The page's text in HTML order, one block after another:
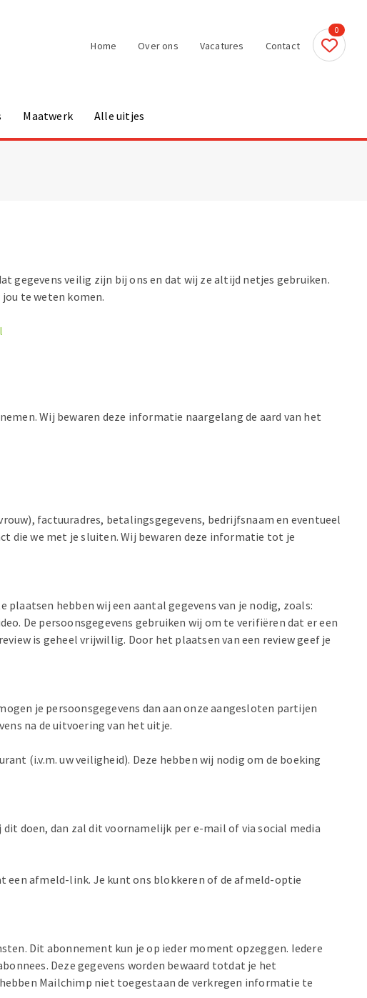
0
Home Over ons Vacatures Contact
Maatwerk Alle uitjes
gegevens veilig zijn bij ons en dat wij ze altijd netjes gebruiken.
te weten komen.
Wij bewaren deze informatie naargelang de aard van het
factuuradres, betalingsgegevens, bedrijfsnaam en eventueel
die we met je sluiten. Wij bewaren deze informatie tot je
hebben wij een aantal gegevens van je nodig, zoals:
De persoonsgegevens gebruiken wij om te verifiëren dat er een
is geheel vrijwillig. Door het plaatsen van een review geef je
je persoonsgegevens dan aan onze aangesloten partijen
na de uitvoering van het uitje.
(i.v.m. uw veiligheid). Deze hebben wij nodig om de boeking
doen, dan zal dit voornamelijk per e-mail of via social media
een afmeld-link. Je kunt ons blokkeren of de afmeld-optie
Dit abonnement kun je op ieder moment opzeggen. Iedere
Deze gegevens worden bewaard totdat je het
Mailchimp niet toegestaan de verkregen informatie te